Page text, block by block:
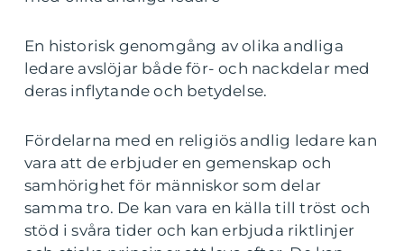
En historisk genomgång av olika andliga
ledare avslöjar både för- och nackdelar med
deras inflytande och betydelse.
Fördelarna med en religiös andlig ledare kan
vara att de erbjuder en gemenskap och
samhörighet för människor som delar
samma tro. De kan vara en källa till tröst och
stöd i svåra tider och kan erbjuda riktlinjer